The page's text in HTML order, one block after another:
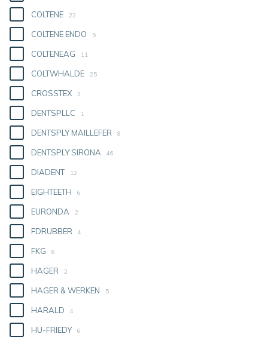
COLTENE 22
COLTENE ENDO 5
COLTENEAG 11
COLTWHALDE 25
CROSSTEX 2
DENTSPLLC 1
DENTSPLY MAILLEFER 8
DENTSPLY SIRONA 46
DIADENT 12
EIGHTEETH 6
EURONDA 2
FDRUBBER 4
FKG 6
HAGER 2
HAGER & WERKEN 5
HARALD 4
HU-FRIEDY 6